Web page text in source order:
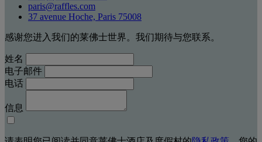
paris@raffles.com
37 avenue Hoche, Paris 75008
感谢您进入我们的莱佛士世界。我们期待与您联系。
姓名
电子邮件
电话
信息